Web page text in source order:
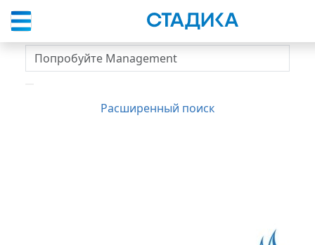
Спросить вуз
Расширенный поиск